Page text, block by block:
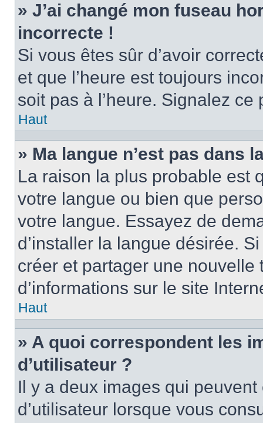
» J’ai changé mon fuseau
incorrecte !
Si vous êtes sûr d’avoir
et que l’heure est toujours
soit pas à l’heure. Signalez
Haut
» Ma langue n’est pas dans
La raison la plus probable est
votre langue ou bien que
votre langue. Essayez de
d’installer la langue désirée.
créer et partager une
d’informations sur le site
Haut
» A quoi correspondent les
d’utilisateur ?
Il y a deux images qui
d’utilisateur lorsque vous